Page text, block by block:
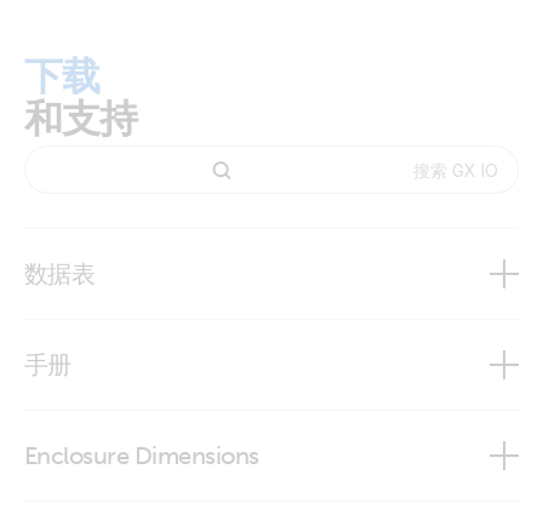
下载
和支持
数据表
手册
Enclosure Dimensions